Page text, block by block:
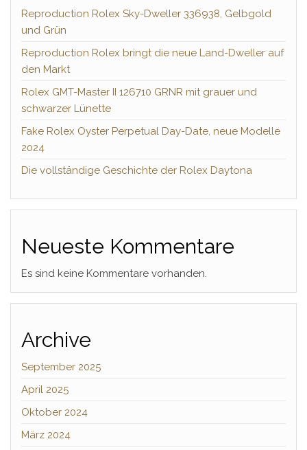
Reproduction Rolex Sky-Dweller 336938, Gelbgold
und Grün
Reproduction Rolex bringt die neue Land-Dweller auf
den Markt
Rolex GMT-Master II 126710 GRNR mit grauer und
schwarzer Lünette
Fake Rolex Oyster Perpetual Day-Date, neue Modelle
2024
Die vollständige Geschichte der Rolex Daytona
Neueste Kommentare
Es sind keine Kommentare vorhanden.
Archive
September 2025
April 2025
Oktober 2024
März 2024